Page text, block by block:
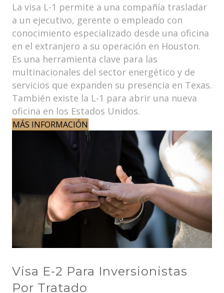
La visa L-1 permite a una compañía trasladar
a un ejecutivo, gerente o empleado con
conocimiento especializado desde una oficina
en el extranjero a su operación en Houston.
Es una herramienta clave para las
multinacionales del sector energético y de
servicios que expanden su presencia en Texas.
También existe la L-1 para abrir una nueva
oficina en los Estados Unidos.
MÁS INFORMACIÓN
Visa E-2 Para Inversionistas
Por Tratado